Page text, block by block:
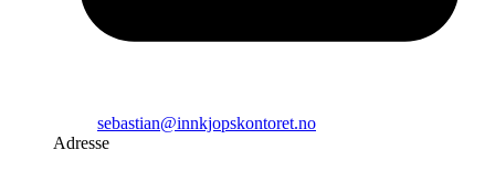
sebastian@innkjopskontoret.no
Adresse